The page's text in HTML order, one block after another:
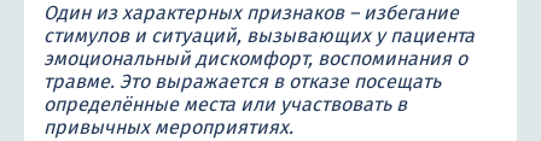
Один из характерных признаков – избегание
стимулов и ситуаций, вызывающих у пациента
эмоциональный дискомфорт, воспоминания о
травме. Это выражается в отказе посещать
определённые места или участвовать в
привычных мероприятиях.